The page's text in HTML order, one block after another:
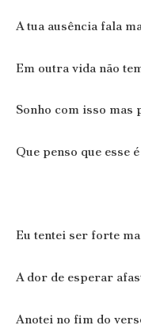
A tua ausência fala
Em outra vida não
Sonho com isso mas
Que penso que esse
Eu tentei ser forte
A dor de esperar
Anotei no fim do